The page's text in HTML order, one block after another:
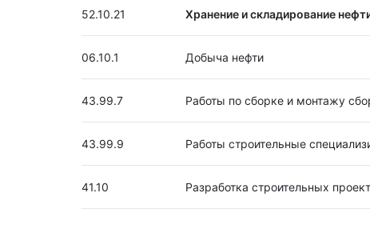
52.10.21 Хранение и складирование
06.10.1 Добыча нефти
43.99.7 Работы по сборке и монтажу
43.99.9 Работы строительные
41.10 Разработка строительных